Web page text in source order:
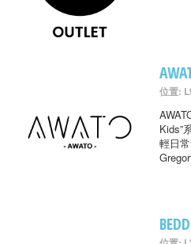
位置:
Kids”
輕日